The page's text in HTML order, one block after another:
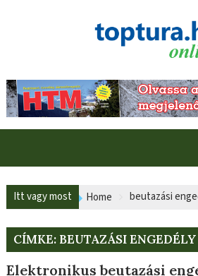
Itt vagy most Home beutazási
CÍMKE: BEUTAZÁSI ENGEDÉLY
Elektronikus beutazási